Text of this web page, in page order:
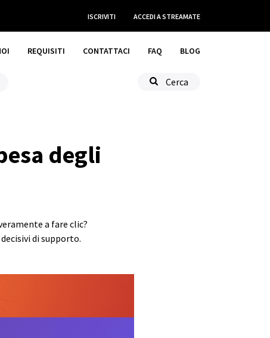
ISCRIVITI ACCEDIA STREAMATE
REQUISITI CONTATTACI FAQ BLOG
Cerca
degli
a fare clic?
di supporto.